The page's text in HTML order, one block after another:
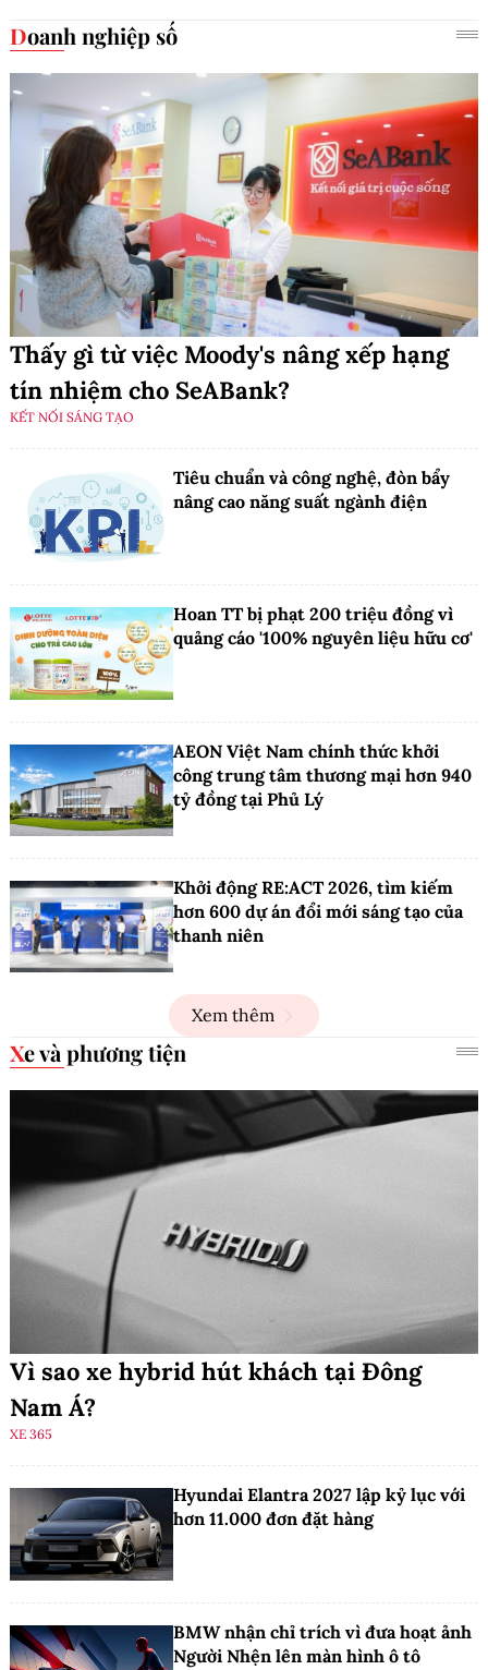
Doanh nghiệp số
Thấy gì từ việc Moody's nâng xếp hạng
tín nhiệm cho SeABank?
KẾT NỐI SÁNG TẠO
Tiêu chuẩn và công nghệ, đòn bẩy
nâng cao năng suất ngành điện
Hoan TT bị phạt 200 triệu đồng vì
quảng cáo '100% nguyên liệu hữu cơ'
AEON Việt Nam chính thức khởi
công trung tâm thương mại hơn 940
tỷ đồng tại Phủ Lý
Khởi động RE:ACT 2026, tìm kiếm
hơn 600 dự án đổi mới sáng tạo của
thanh niên
Xem thêm
Xe và phương tiện
Vì sao xe hybrid hút khách tại Đông
Nam Á?
XE 365
Hyundai Elantra 2027 lập kỷ lục với
hơn 11.000 đơn đặt hàng
BMW nhận chỉ trích vì đưa hoạt ảnh
Người Nhện lên màn hình ô tô